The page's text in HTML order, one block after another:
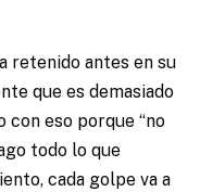
retenido antes en su
que es demasiado
con eso porque “no
todo lo que
cada golpe va a